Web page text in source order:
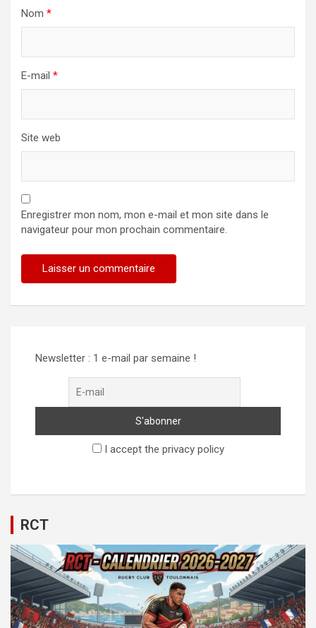
Nom *
E-mail *
Site web
Enregistrer mon nom, mon e-mail et mon site dans le
navigateur pour mon prochain commentaire.
Newsletter : 1 e-mail par semaine !
I accept the privacy policy
RCT